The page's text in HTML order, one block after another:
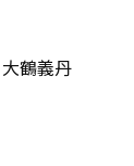
鶴義丹